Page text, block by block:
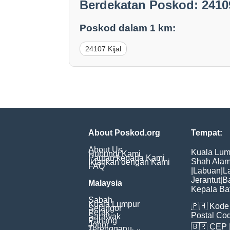
Berdekatan Poskod:
Poskod dalam 1 km:
24107 Kijal
About Poskod.org
About Us
Hubungi Kami
Pautan kepada Kami
Iklankan dengan Kami
FAQ
Malaysia
Sabah
Kuala Lumpur
Selangor
Perak
Sarawak
Pahang
Johor
Tempat:
Kuala
Shah
Labuan
Jerantut|
Kepala
🇵🇭
Postal
🇧🇷 CEP